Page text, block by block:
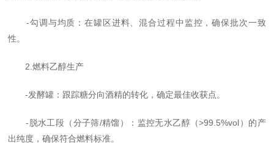
-勾调与均质：在罐区进料、混合过程中监控，确保批次一致
性。
2.燃料乙醇生产
-发酵罐：跟踪糖分向酒精的转化，确定最佳收获点。
-脱水工段（分子筛/精馏）：监控无水乙醇（>99.5%vol）的产
出纯度，确保符合燃料标准。